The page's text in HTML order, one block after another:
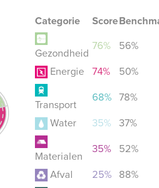
Categorie Score
Gezondheid
76% 56%
Energie 74% 50%
Transport
68% 78%
Water 35% 37%
Materialen
35% 52%
Afval 25% 88%